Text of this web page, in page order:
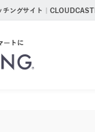
ングサイト｜
ートに